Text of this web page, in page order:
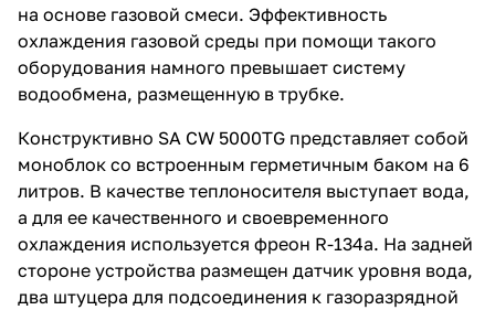
на основе газовой смеси. Эффективность
охлаждения газовой среды при помощи такого
оборудования намного превышает систему
водообмена, размещенную в трубке.
Конструктивно SA CW 5000TG представляет собой
моноблок со встроенным герметичным баком на 6
литров. В качестве теплоносителя выступает вода,
а для ее качественного и своевременного
охлаждения используется фреон R-134a. На задней
стороне устройства размещен датчик уровня вода,
два штуцера для подсоединения к газоразрядной